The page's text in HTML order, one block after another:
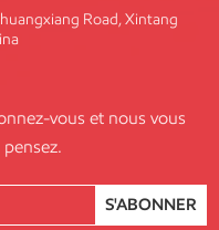
Road, Xintang
vous et nous vous
S'ABONNER